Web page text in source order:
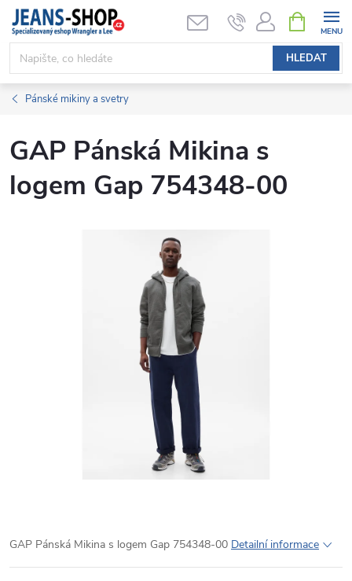
Přejít
obsah
HLEDAT
NÁKUPNÍ
KOŠÍK
Pánské mikiny a svetry
GAP Pánská Mikina s
logem Gap 754348-00
GAP Pánská Mikina s logem Gap 754348-00 Detailní informace